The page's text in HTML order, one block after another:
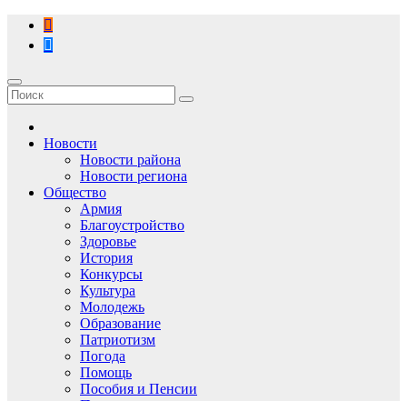
Перейти
содержимому
Новости
Новости района
Новости региона
Общество
Армия
Благоустройство
Здоровье
История
Конкурсы
Культура
Молодежь
Образование
Патриотизм
Погода
Помощь
Пособия и Пенсии